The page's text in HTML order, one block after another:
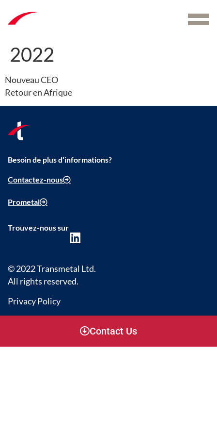
2022
Nouveau CEO
Retour en Afrique
Besoin de plus d'informations?
Contactez-nous
Prometal
Trouvez-nous sur
© 2022 Transmetal Ltd.
All rights reserved.
Privacy Policy
Contact Us